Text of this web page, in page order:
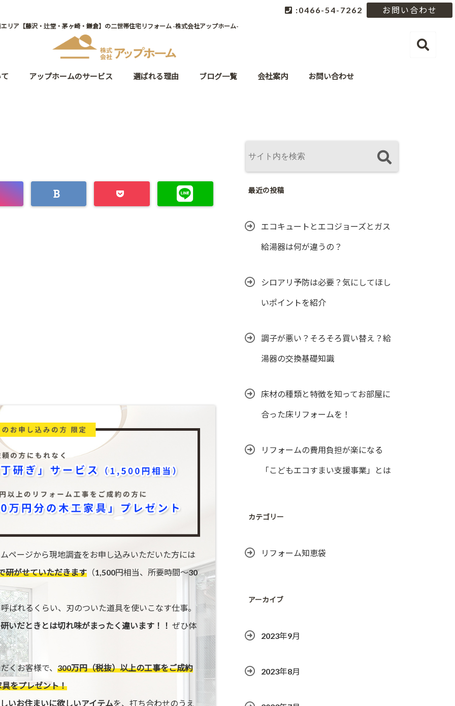
お問い合わせ
:0466-54-7262
リア【藤沢・辻堂・茅ヶ崎・鎌倉】の二世帯住宅リフォーム -株式会社アップホーム-
アップホームのサービス 選ばれる理由 ブログ一覧 会社案内 お問い合わせ
ページから現地調査をお申し込みいただいた方には
研がせていただきます（1,500円相当、所要時間〜30
ばれるくらい、刃のついた道具を使いこなす仕事。
いだときとは切れ味がまったく違います！！ ぜひ体
くお客様で、 300万円（税抜）以上の工事をご成約
をプレゼント！
いお住まいに欲しいアイテムを、打ち合わせのうえ
最近の投稿
エコキュートとエコジョーズとガス
給湯器は何が違うの？
シロアリ予防は必要？気にしてほし
いポイントを紹介
調子が悪い？そろそろ買い替え？給
湯器の交換基礎知識
床材の種類と特徴を知ってお部屋に
合った床リフォームを！
リフォームの費用負担が楽になる
「こどもエコすまい支援事業」とは
カテゴリー
リフォーム知恵袋
アーカイブ
2023年9月
2023年8月